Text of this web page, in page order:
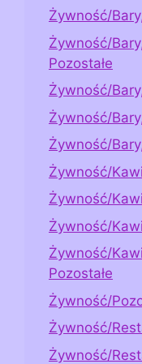
Żywność/
Żywność/
Pozostałe
Żywność/
Żywność/
Żywność/
Żywność/
Żywność/
Żywność/
Żywność/
Pozostałe
Żywność/
Żywność/
Żywność/